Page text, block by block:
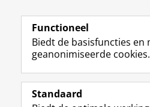
Volg de RUG
F
a
Functioneel
Biedt de basisfuncties en
geanonimiseerde cookies.
Standaard